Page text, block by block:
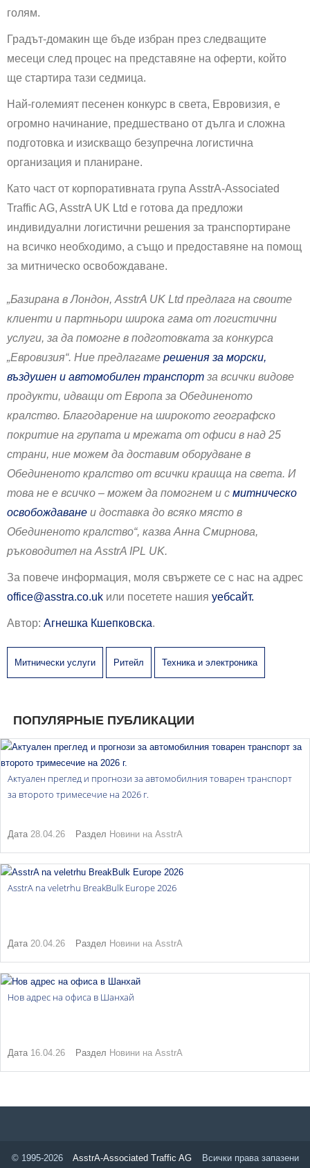
голям.
Градът-домакин ще бъде избран през следващите
месеци след процес на представяне на оферти, който
ще стартира тази седмица.
Най-големият песенен конкурс в света, Евровизия, е
огромно начинание, предшествано от дълга и сложна
подготовка и изискващо безупречна логистична
организация и планиране.
Като част от корпоративната група AsstrA-Associated
Traffic AG, AsstrA UK Ltd е готова да предложи
индивидуални логистични решения за транспортиране
на всичко необходимо, а също и предоставяне на помощ
за митническо освобождаване.
„Базирана в Лондон, AsstrA UK Ltd предлага на своите
клиенти и партньори широка гама от логистични
услуги, за да помогне в подготовката за конкурса
„Евровизия“. Ние предлагаме решения за морски,
въздушен и автомобилен транспорт за всички видове
продукти, идващи от Европа за Обединеното
кралство. Благодарение на широкото географско
покритие на групата и мрежата от офиси в над 25
страни, ние можем да доставим оборудване в
Обединеното кралство от всички краища на света. И
това не е всичко – можем да помогнем и с митническо
освобождаване и доставка до всяко място в
Обединеното кралство“, казва Анна Смирнова,
ръководител на AsstrA IPL UK.
За повече информация, моля свържете се с нас на адрес
office@asstra.co.uk или посетете нашия уебсайт.
Автор: Агнешка Кшепковска.
Митнически услуги Ритейл Техника и электроника
ПОПУЛЯРНЫЕ ПУБЛИКАЦИИ
Актуален преглед и прогнози за автомобилния товарен транспорт
за второто тримесечие на 2026 г.
Дата 28.04.26 Раздел Новини на AsstrA
AsstrA na veletrhu BreakBulk Europe 2026
Дата 20.04.26 Раздел Новини на AsstrA
Нов адрес на офиса в Шанхай
Дата 16.04.26 Раздел Новини на AsstrA
© 1995-2026 AsstrA-Associated Traffic AG Всички права запазени